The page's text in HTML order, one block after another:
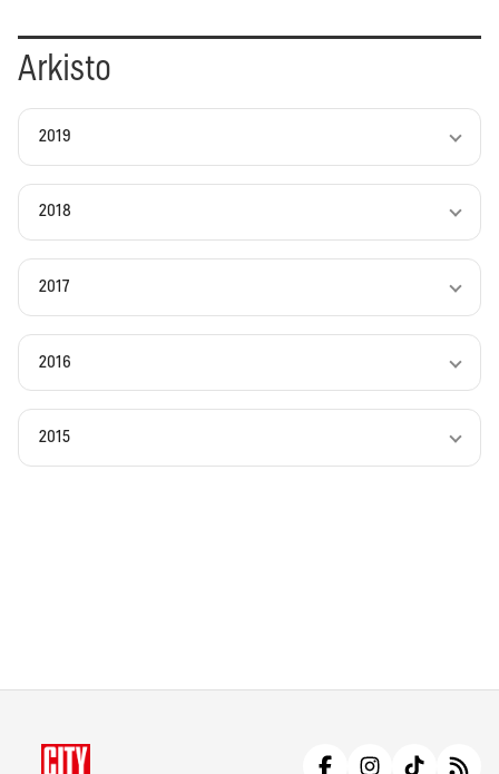
Arkisto
2019
2018
2017
2016
2015